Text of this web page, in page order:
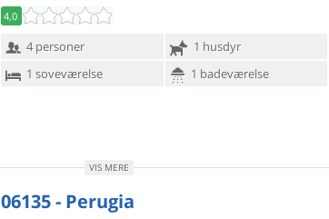
4,0
4 personer
1 husdyr
1 soveværelse
1 badeværelse
VIS MERE
06135 - Perugia